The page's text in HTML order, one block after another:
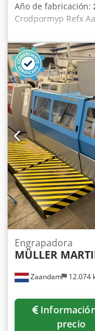
Año de fabricación:
Crodpormyp Refx
Año de
con pantalla táctil -
Asir
posibilidades de
libros - Apilador -
de aire
Zaandam 12.074
Engrapadora
MÜLLER
Información de
precio